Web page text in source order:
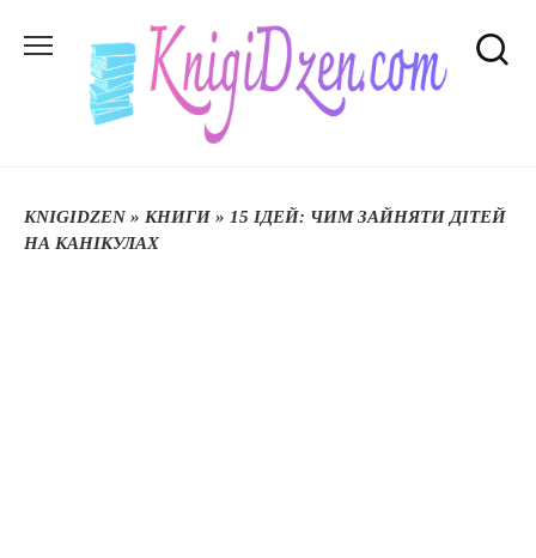
до
KNIGIDZEN» КНИГИ » 15 ІДЕЙ: ЧИМ ЗАЙНЯТИ ДІТЕЙ
НА КАНІКУЛАХ